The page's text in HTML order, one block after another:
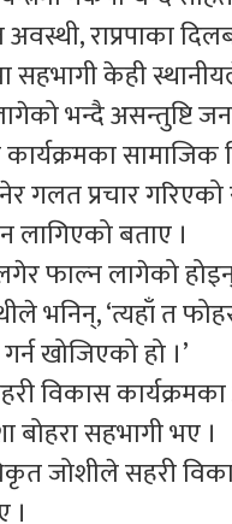
राप्रपाका
सहभागी केही
भन्दै असन्तुष्टि
गलत प्रचार
लागिएको बताए ।
फाल्न लागेको
‘त्यहाँ त
खोजिएको हो ।’
विकास
बोहरा सहभागी भए ।
जोशीले सहरी
।